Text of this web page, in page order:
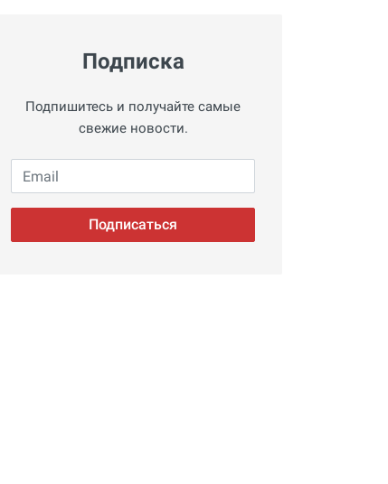
Подписка
Подпишитесь и получайте самые
свежие новости.
Email
Подписаться